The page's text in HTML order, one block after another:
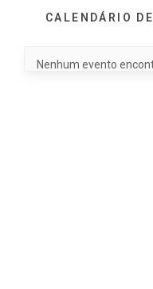
CALENDÁRIO
Nenhum evento